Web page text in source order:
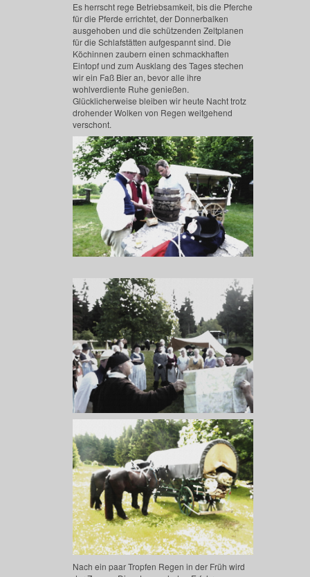
Es herrscht rege Betriebsamkeit, bis die Pferche
für die Pferde errichtet, der Donnerbalken
ausgehoben und die schützenden Zeltplanen
für die Schlafstätten aufgespannt sind. Die
Köchinnen zaubern einen schmackhaften
Eintopf und zum Ausklang des Tages stechen
wir ein Faß Bier an, bevor alle ihre
wohlverdiente Ruhe genießen.
Glücklicherweise bleiben wir heute Nacht trotz
drohender Wolken von Regen weitgehend
verschont.
Nach ein paar Tropfen Regen in der Früh wird